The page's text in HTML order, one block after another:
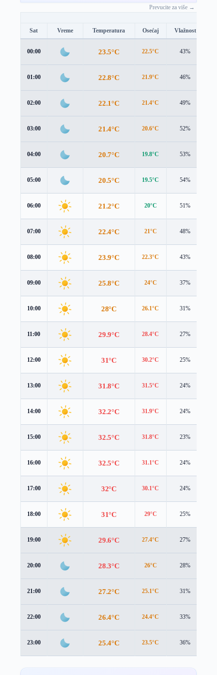
Prevucite za više →
Sat Vreme Temperatura Osećaj Vlažnost
00:00 23.5°C 22.5°C 43%
01:00 22.8°C 21.9°C 46%
02:00 22.1°C 21.4°C 49%
03:00 21.4°C 20.6°C 52%
04:00 20.7°C 19.8°C 53%
05:00 20.5°C 19.5°C 54%
06:00 21.2°C 20°C 51%
07:00 22.4°C 21°C 48%
08:00 23.9°C 22.3°C 43%
09:00 25.8°C 24°C 37%
10:00 28°C 26.1°C 31%
11:00 29.9°C 28.4°C 27%
12:00 31°C 30.2°C 25%
13:00 31.8°C 31.5°C 24%
14:00 32.2°C 31.9°C 24%
15:00 32.5°C 31.8°C 23%
16:00 32.5°C 31.1°C 24%
17:00 32°C 30.1°C 24%
18:00 31°C 29°C 25%
19:00 29.6°C 27.4°C 27%
20:00 28.3°C 26°C 28%
21:00 27.2°C 25.1°C 31%
22:00 26.4°C 24.4°C 33%
23:00 25.4°C 23.5°C 36%